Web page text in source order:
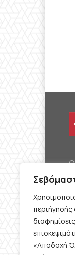
περιήγησής
«Αποδοχή